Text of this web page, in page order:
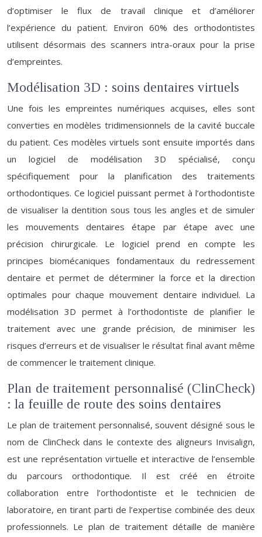
d’optimiser le flux de travail clinique et d’améliorer
l’expérience du patient. Environ 60% des orthodontistes
utilisent désormais des scanners intra-oraux pour la prise
d’empreintes.
Modélisation 3D : soins dentaires virtuels
Une fois les empreintes numériques acquises, elles sont
converties en modèles tridimensionnels de la cavité buccale
du patient. Ces modèles virtuels sont ensuite importés dans
un logiciel de modélisation 3D spécialisé, conçu
spécifiquement pour la planification des traitements
orthodontiques. Ce logiciel puissant permet à l’orthodontiste
de visualiser la dentition sous tous les angles et de simuler
les mouvements dentaires étape par étape avec une
précision chirurgicale. Le logiciel prend en compte les
principes biomécaniques fondamentaux du redressement
dentaire et permet de déterminer la force et la direction
optimales pour chaque mouvement dentaire individuel. La
modélisation 3D permet à l’orthodontiste de planifier le
traitement avec une grande précision, de minimiser les
risques d’erreurs et de visualiser le résultat final avant même
de commencer le traitement clinique.
Plan de traitement personnalisé (ClinCheck)
: la feuille de route des soins dentaires
Le plan de traitement personnalisé, souvent désigné sous le
nom de ClinCheck dans le contexte des aligneurs Invisalign,
est une représentation virtuelle et interactive de l’ensemble
du parcours orthodontique. Il est créé en étroite
collaboration entre l’orthodontiste et le technicien de
laboratoire, en tirant parti de l’expertise combinée des deux
professionnels. Le plan de traitement détaille de manière